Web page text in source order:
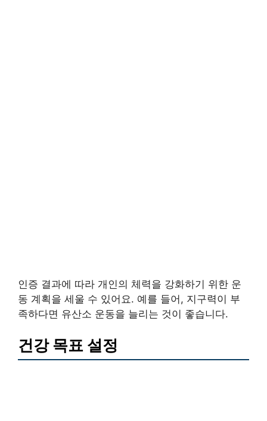
인증 결과에 따라 개인의 체력을 강화하기 위한 운
동 계획을 세울 수 있어요. 예를 들어, 지구력이 부
족하다면 유산소 운동을 늘리는 것이 좋습니다.
건강 목표 설정